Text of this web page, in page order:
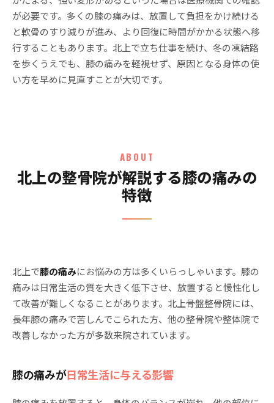
が必要です。多くの膝の痛みは、放置して負担をかけ続ける
と軟骨のすり減りが進み、より回復に時間がかかる状態へ移
行することもあります。北上で立ち仕事を続け、冬の凍結路
を歩くうえでも、膝の痛みを軽視せず、原因となる身体の使
い方を早めに見直すことが大切です。
ABOUT
北上の整骨院が解説する膝の痛みの
特徴
北上で膝の痛みにお悩みの方は多くいらっしゃいます。膝の
痛みは日常生活の質を大きく低下させ、放置すると慢性化し
て改善が難しくなることがあります。北上骨盤整骨院には、
長年膝の痛みで苦しんでこられた方、他の整骨院や整体院で
改善しなかった方が多数来院されています。
膝の痛みが日常生活に与える影響